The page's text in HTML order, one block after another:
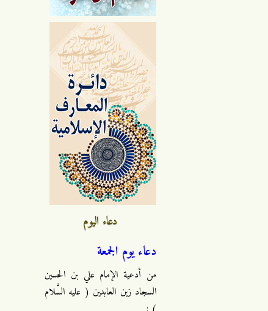
دعاء اليوم
دعاء يوم الجمعة
من أدعية الإمام علي بن الحسين
السجاد زين العابدين ( عليه السَّلام